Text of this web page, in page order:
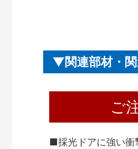
関連部材・
ご
■採光ドアに強い衝